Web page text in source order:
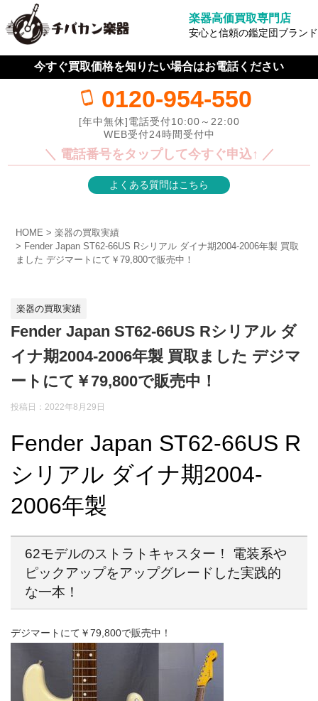
楽器高価買取専門店
安心と信頼の鑑定団ブランド
今すぐ買取価格を知りたい場合はお電話ください
0120-954-550
[年中無休]電話受付10:00～22:00
WEB受付24時間受付中
＼ 電話番号をタップして今すぐ申込↑ ／
よくある質問はこちら
HOME
楽器の買取実績
Fender Japan ST62-66US Rシリアル ダイナ期2004-2006年製 買取
ました デジマートにて￥79,800で販売中！
楽器の買取実績
Fender Japan ST62-66US Rシリアル ダ
イナ期2004-2006年製 買取ました デジマ
ートにて￥79,800で販売中！
投稿日：2022年8月29日
Fender Japan ST62-66US R
シリアル ダイナ期2004-
2006年製
62モデルのストラトキャスター！ 電装系や
ピックアップをアップグレードした実践的
な一本！
デジマートにて￥79,800で販売中！